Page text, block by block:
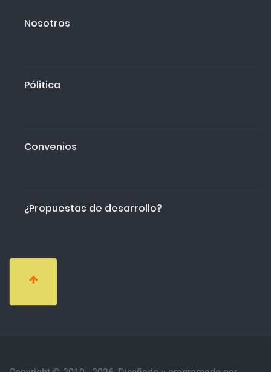
Nosotros
Pólitica
Convenios
¿Propuestas de desarrollo?